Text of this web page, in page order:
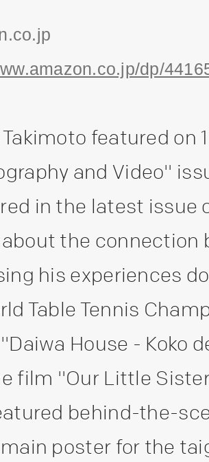
dp/
Takimoto featured on
and Video"
in the latest issue
the connection
his experiences
Table Tennis
House - Koko
film "Our Little
behind-the-
poster for the